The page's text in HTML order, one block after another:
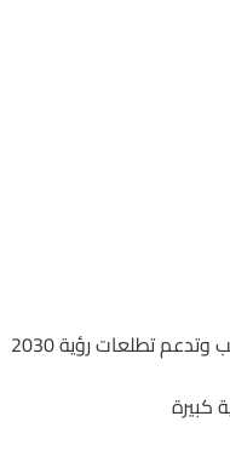
تطلعات رؤية 2030
كبيرة